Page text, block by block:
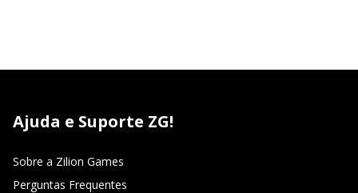
Ajuda e Suporte ZG!
Sobre a Zilion Games
Perguntas Frequentes